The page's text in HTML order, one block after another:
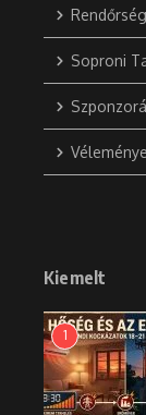
Soproni
Kiemelt
1